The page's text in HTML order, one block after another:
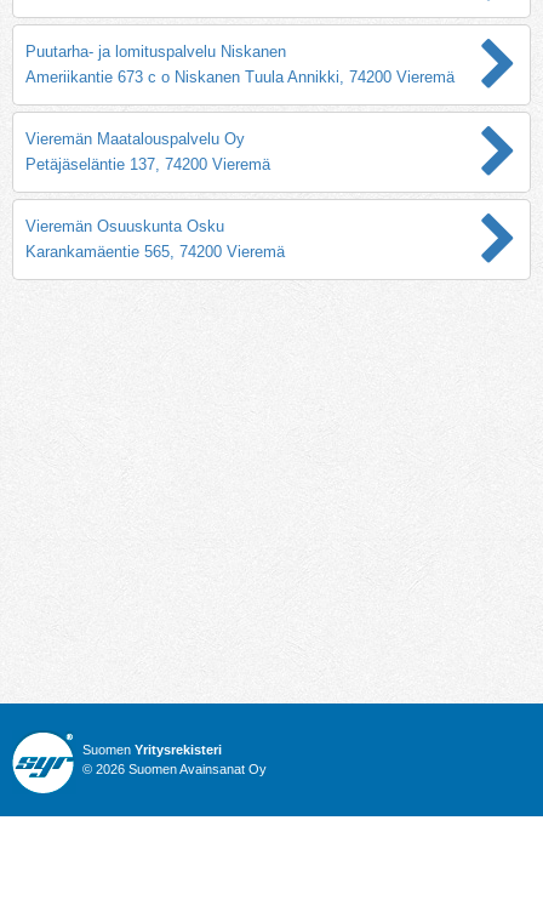
Puutarha- ja lomituspalvelu Niskanen
Ameriikantie 673 c o Niskanen Tuula Annikki, 74200 Vieremä
Vieremän Maatalouspalvelu Oy
Petäjäseläntie 137, 74200 Vieremä
Vieremän Osuuskunta Osku
Karankamäentie 565, 74200 Vieremä
Suomen Yritysrekisteri
© 2026 Suomen Avainsanat Oy